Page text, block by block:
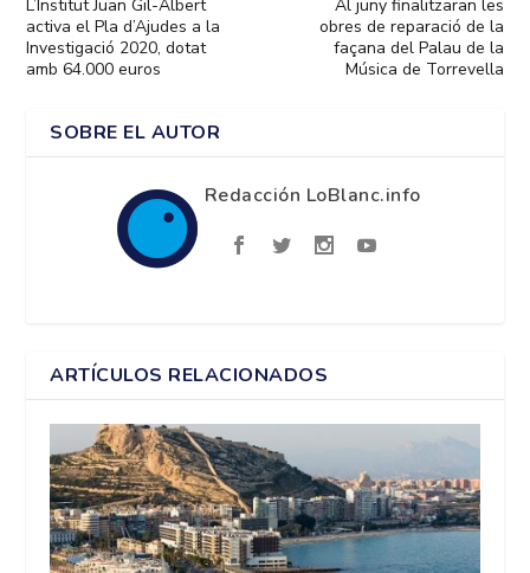
L’Institut Juan Gil-Albert
activa el Pla d’Ajudes a la
Investigació 2020, dotat
amb 64.000 euros
Al juny finalitzaran les
obres de reparació de la
façana del Palau de la
Música de Torrevella
SOBRE EL AUTOR
Redacción LoBlanc.info
ARTÍCULOS RELACIONADOS